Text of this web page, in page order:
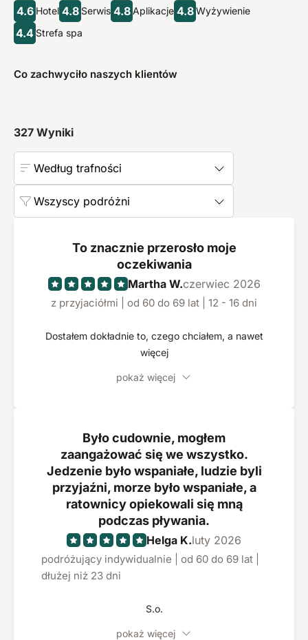
4.6 Hotel 4.8 Serwis 4.8 Aplikacje 4.8 Wyżywienie
4.4 Strefa spa
Co zachwyciło naszych klientów
327 Wyniki
Według trafności
Wszyscy podróżni
To znacznie przerosło moje
oczekiwania
Martha W.czerwiec 2026
z przyjaciółmi | od 60 do 69 lat | 12 - 16 dni
Dostałem dokładnie to, czego chciałem, a nawet
więcej
pokaż więcej
Było cudownie, mogłem
zaangażować się we wszystko.
Jedzenie było wspaniałe, ludzie byli
przyjaźni, morze było wspaniałe, a
ratownicy opiekowali się mną
podczas pływania.
Helga K.luty 2026
podróżujący indywidualnie | od 60 do 69 lat |
dłużej niż 23 dni
S.o.
pokaż więcej